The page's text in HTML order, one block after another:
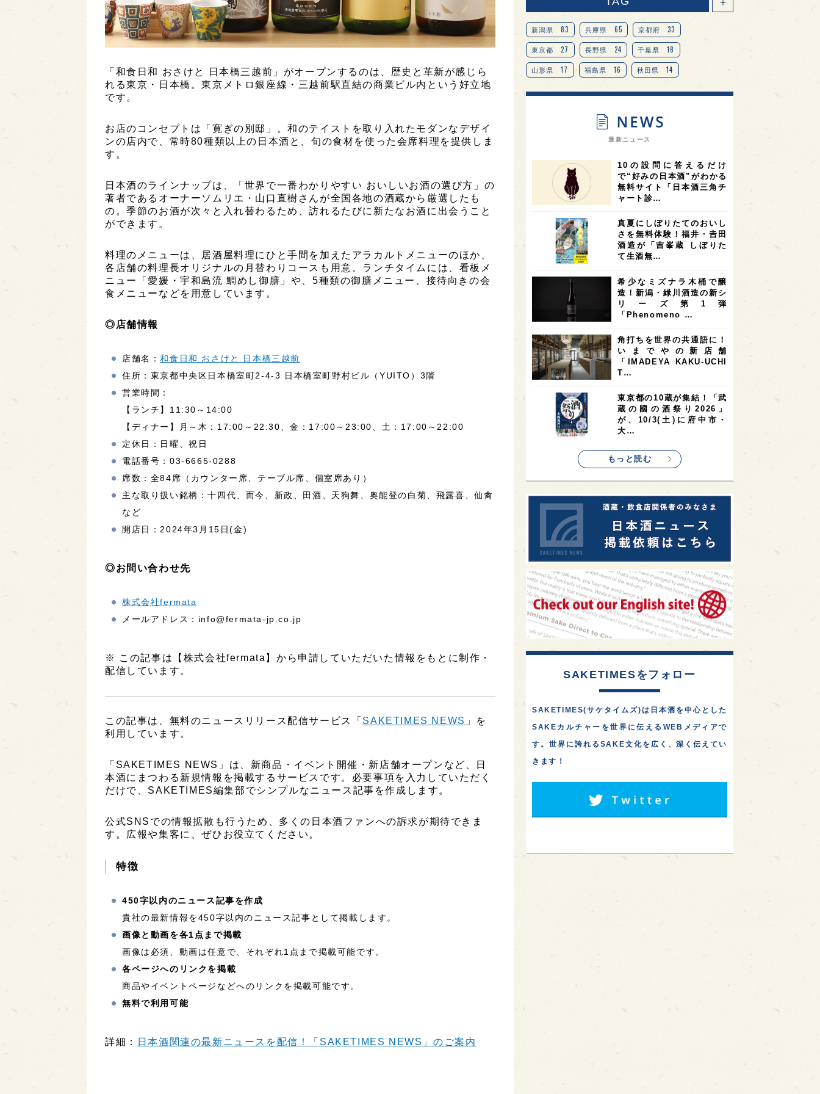
「和食日和 おさけと 日本橋三越前」がオープンするのは、歴史と革新が感じら
れる東京・日本橋。東京メトロ銀座線・三越前駅直結の商業ビル内という好立地
です。
お店のコンセプトは「寛ぎの別邸」。和のテイストを取り入れたモダンなデザイ
ンの店内で、常時80種類以上の日本酒と、旬の食材を使った会席料理を提供しま
す。
日本酒のラインナップは、「世界で一番わかりやすい おいしいお酒の選び方」の
著者であるオーナーソムリエ・山口直樹さんが全国各地の酒蔵から厳選したも
の。季節のお酒が次々と入れ替わるため、訪れるたびに新たなお酒に出会うこと
ができます。
料理のメニューは、居酒屋料理にひと手間を加えたアラカルトメニューのほか、
各店舗の料理長オリジナルの月替わりコースも用意。ランチタイムには、看板メ
ニュー「愛媛・宇和島流 鯛めし御膳」や、5種類の御膳メニュー、接待向きの会
食メニューなどを用意しています。
◎店舗情報
店舗名：和食日和 おさけと 日本橋三越前
住所：東京都中央区日本橋室町2-4-3 日本橋室町野村ビル（YUITO）3階
営業時間：
【ランチ】11:30～14:00
【ディナー】月～木：17:00～22:30、金：17:00～23:00、土：17:00～22:00
定休日：日曜、祝日
電話番号：03-6665-0288
席数：全84席（カウンター席、テーブル席、個室席あり）
主な取り扱い銘柄：十四代、而今、新政、田酒、天狗舞、奥能登の白菊、飛露喜、仙禽
など
開店日：2024年3月15日(金)
◎お問い合わせ先
株式会社fermata
メールアドレス：info@fermata-jp.co.jp
※ この記事は【株式会社fermata】から申請していただいた情報をもとに制作・
配信しています。
この記事は、無料のニュースリリース配信サービス「 SAKETIMES NEWS 」を
利用しています。
「SAKETIMES NEWS」は、新商品・イベント開催・新店舗オープンなど、日
本酒にまつわる新規情報を掲載するサービスです。必要事項を入力していただく
だけで、SAKETIMES編集部でシンプルなニュース記事を作成します。
公式SNSでの情報拡散も行うため、多くの日本酒ファンへの訴求が期待できま
す。広報や集客に、ぜひお役立てください。
特徴
450字以内のニュース記事を作成
貴社の最新情報を450字以内のニュース記事として掲載します。
画像と動画を各1点まで掲載
画像は必須、動画は任意で、それぞれ1点まで掲載可能です。
各ページへのリンクを掲載
商品やイベントページなどへのリンクを掲載可能です。
無料で利用可能
詳細： 日本酒関連の最新ニュースを配信！「SAKETIMES NEWS」のご案内
＋
新潟県 83 兵庫県 65 京都府 33
東京都 27 長野県 24 千葉県 18
山形県 17 福島県 16 秋田県 14
愛知県 14 宮城県 14 岐阜県 13
オピニオンリーダーの視点 9
奈良県 滋賀県 7 和歌山県 6
富山県 6 フランス 6 高知県 5 島根県 5
4 アメリカ 4 神奈川県 4
4 三重県 大阪府 3
オーストラリア 台湾 2 アジア 2
SAKEの時代を生きる 静岡県 1 長崎県
全蔵めぐり 1 シンガポール 1 カナダ 1
群馬県 1 熊本県 徳島県
イギリス 1 ノルウェー 1 新宿区 1
歌舞伎町 1 1 鳥取県 1
saketimes_image_4
最新ニュース
10の設問に答えるだけ
で“好みの日本酒”がわかる
無料サイト「日本酒三角チ
ャート診…
真夏にしぼりたてのおいし
さを無料体験！福井・𠮷田
酒造が「吉峯蔵 しぼりた
て生酒無…
希少なミズナラ木桶で醸
造！新潟・緑川酒造の新シ
リーズ第1弾
「Phenomeno …
角打ちを世界の共通語に！
いまでやの新店舗
「IMADEYA KAKU-UCHI
T…
東京都の10蔵が集結！「武
蔵の國の酒祭り2026」
が、10/3(土)に府中市・
大…
もっと読む
SAKETIMESをフォロー
SAKETIMES(サケタイムズ)は日本酒を中心とした
SAKEカルチャーを世界に伝えるWEBメディアで
す。世界に誇れるSAKE文化を広く、深く伝えてい
きます！